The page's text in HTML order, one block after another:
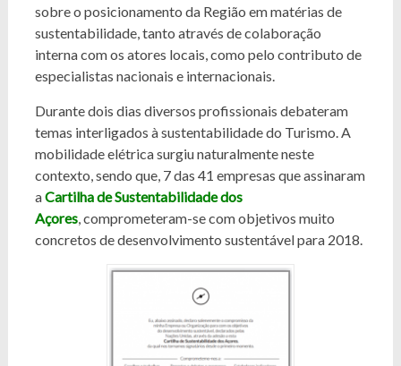
sobre o posicionamento da Região em matérias de
sustentabilidade, tanto através de colaboração
interna com os atores locais, como pelo contributo de
especialistas nacionais e internacionais.
Durante dois dias diversos profissionais debateram
temas interligados à sustentabilidade do Turismo. A
mobilidade elétrica surgiu naturalmente neste
contexto, sendo que, 7 das 41 empresas que assinaram
aCartilha de Sustentabilidade dos
Açores, comprometeram-se com objetivos muito
concretos de desenvolvimento sustentável para 2018.